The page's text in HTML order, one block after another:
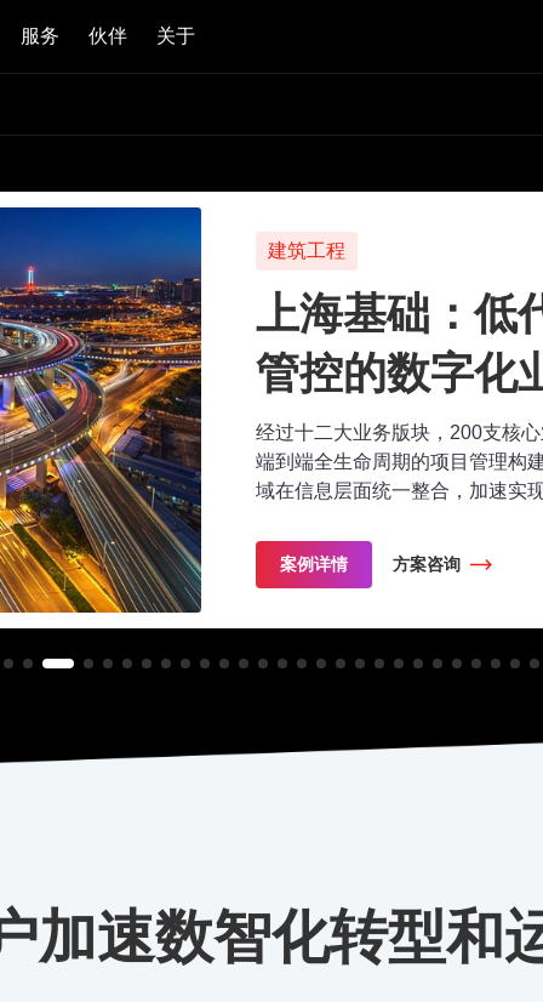
服务 伙伴 关于
建筑工程
上海基础：低
管控的数字化
经过十二大业务版块，200支核
端到端全生命周期的项目管理构
域在信息层面统一整合，加速实
案例详情 方案咨询
加速数智化转型和